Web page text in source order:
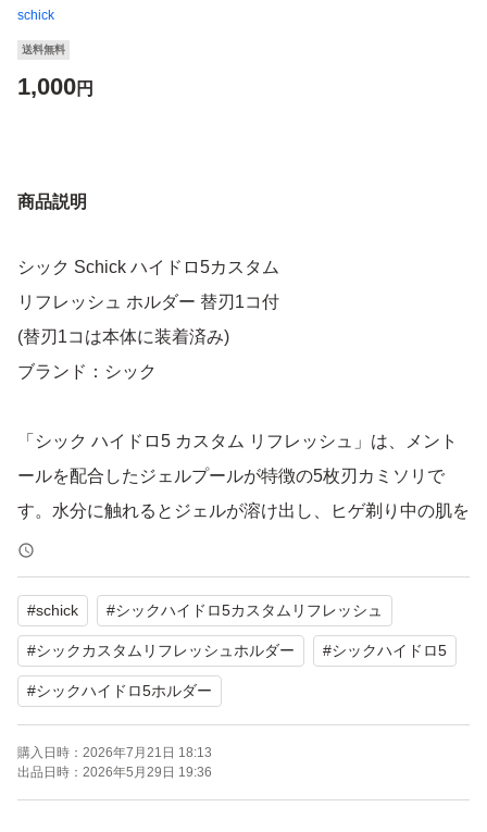
schick
送料無料
1,000円
商品説明
シック Schick ハイドロ5カスタム
リフレッシュ ホルダー 替刃1コ付
(替刃1コは本体に装着済み)
ブランド：シック
「シック ハイドロ5 カスタム リフレッシュ」は、メント
ールを配合したジェルプールが特徴の5枚刃カミソリで
す。水分に触れるとジェルが溶け出し、ヒゲ剃り中の肌を
摩擦から守りながら爽快感を与えてくれます。
#schick #シックハイドロ5カスタムリフレッシュ
#シックカスタムリフレッシュホルダー #シックハイドロ5
#シックハイドロ5ホルダー
購入日時： 2026年7月21日 18:13
出品日時： 2026年5月29日 19:36